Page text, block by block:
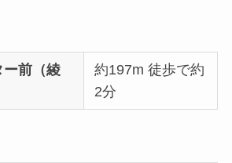
ー前（綾
約197m 徒歩で約
2分